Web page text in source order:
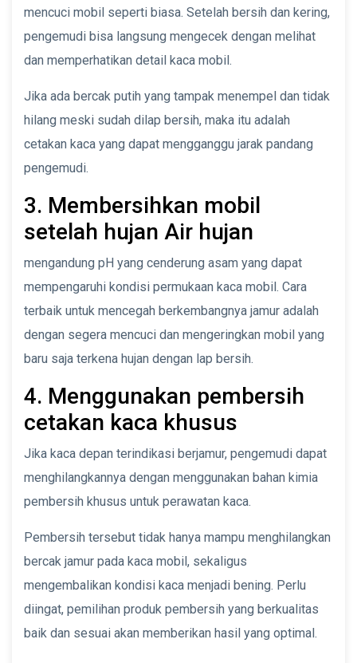
mencuci mobil seperti biasa. Setelah bersih dan kering,
pengemudi bisa langsung mengecek dengan melihat
dan memperhatikan detail kaca mobil.
Jika ada bercak putih yang tampak menempel dan tidak
hilang meski sudah dilap bersih, maka itu adalah
cetakan kaca yang dapat mengganggu jarak pandang
pengemudi.
3. Membersihkan mobil
setelah hujan Air hujan
mengandung pH yang cenderung asam yang dapat
mempengaruhi kondisi permukaan kaca mobil. Cara
terbaik untuk mencegah berkembangnya jamur adalah
dengan segera mencuci dan mengeringkan mobil yang
baru saja terkena hujan dengan lap bersih.
4. Menggunakan pembersih
cetakan kaca khusus
Jika kaca depan terindikasi berjamur, pengemudi dapat
menghilangkannya dengan menggunakan bahan kimia
pembersih khusus untuk perawatan kaca.
Pembersih tersebut tidak hanya mampu menghilangkan
bercak jamur pada kaca mobil, sekaligus
mengembalikan kondisi kaca menjadi bening. Perlu
diingat, pemilihan produk pembersih yang berkualitas
baik dan sesuai akan memberikan hasil yang optimal.